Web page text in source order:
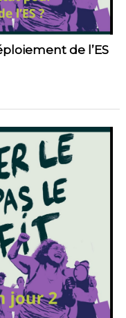
de l’ES